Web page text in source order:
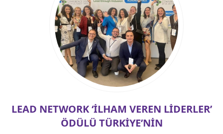
LEAD NETWORK ‘İLHAM VEREN LİDERLER’
ÖDÜLÜ TÜRKİYE’NİN